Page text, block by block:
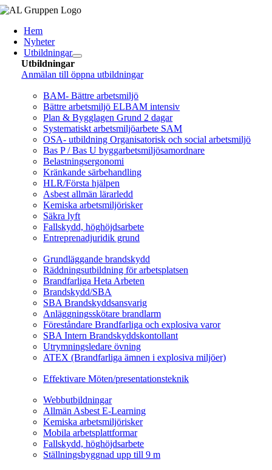
Fortsätt
innehållet
Hem
Nyheter
Utbildningar
Utbildningar
Anmälan till öppna utbildningar
BAM- Bättre arbetsmiljö
Bättre arbetsmiljö ELBAM intensiv
Plan & Bygglagen Grund 2 dagar
Systematiskt arbetsmiljöarbete SAM
OSA- utbildning Organisatorisk och social arbetsmiljö
Bas P / Bas U byggarbetsmiljösamordnare
Belastningsergonomi
Kränkande särbehandling
HLR/Första hjälpen
Asbest allmän lärarledd
Kemiska arbetsmiljörisker
Säkra lyft
Fallskydd, höghöjdsarbete
Entreprenadjuridik grund
Grundläggande brandskydd
Räddningsutbildning för arbetsplatsen
Brandfarliga Heta Arbeten
Brandskydd/SBA
SBA Brandskyddsansvarig
Anläggningsskötare brandlarm
Föreståndare Brandfarliga och explosiva varor
SBA Intern Brandskyddskontollant
Utrymningsledare övning
ATEX (Brandfarliga ämnen i explosiva miljöer)
Effektivare Möten/presentationsteknik
Webbutbildningar
Allmän Asbest E-Learning
Kemiska arbetsmiljörisker
Mobila arbetsplattformar
Fallskydd, höghöjdsarbete
Ställningsbyggnad upp till 9 m